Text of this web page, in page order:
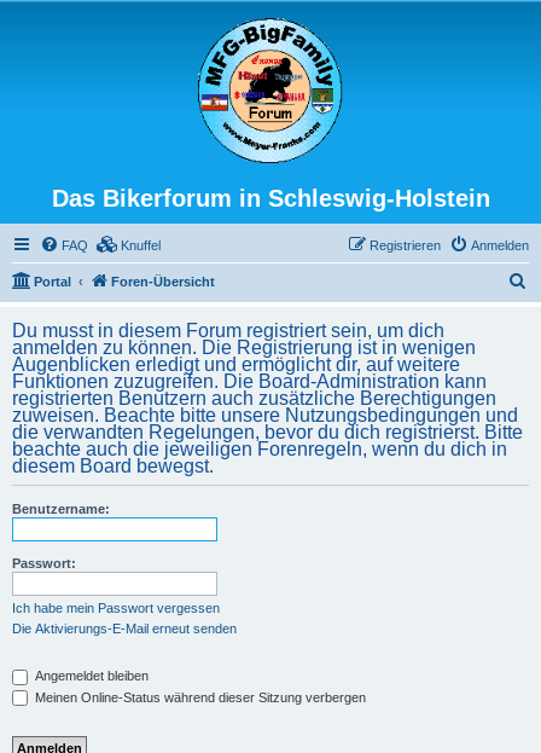
Das Bikerforum in Schleswig-Holstein
FAQ Knuffel Anmelden
Registrieren
Portal Foren-Übersicht
Du musst in diesem Forum registriert sein, um dich
anmelden zu können. Die Registrierung ist in wenigen
Augenblicken erledigt und ermöglicht dir, auf weitere
Funktionen zuzugreifen. Die Board-Administration kann
registrierten Benutzern auch zusätzliche Berechtigungen
zuweisen. Beachte bitte unsere Nutzungsbedingungen und
die verwandten Regelungen, bevor du dich registrierst. Bitte
beachte auch die jeweiligen Forenregeln, wenn du dich in
diesem Board bewegst.
Benutzername:
Passwort:
Ich habe mein Passwort vergessen
Die Aktivierungs-E-Mail erneut senden
Angemeldet bleiben
Meinen Online-Status während dieser Sitzung verbergen